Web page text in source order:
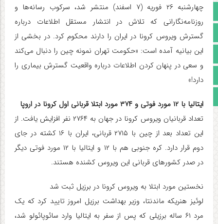
صفحه نخست
تالار گفتمان
آپارات
اینستاگرام
چهارشنبه ۲۶ فوریه (۷ اسفند) منتشر شد، سرکوب رسانه‌ها و
روزنامه‌نگارانی که تلاش در انتشار مستقل اطلاعات درباره
گسترش ویروس کرونا در ایران را دارند محکوم کرد. در بخشی از
این بیانیه آمده است: «حکومت تهران نمونه چین را دنبال می‌کند
و سعی در پنهان کردن اطلاعات درباره واقعیت گسترش بیماری را
دارد!»
ایتالیا با ۱۲ مورد فوتی و ۳۷۴ مورد ابتلا قربانی اول کرونا در اروپا
تعداد قربانیان ویروس کرونا در جهان به ۲۷۶۴ نفر افزایش یافت. از
این تعداد بعد از چین با ۲۷۱۵ قربانی، ایران با ۱۶ کشته در جای
دوم قرار دارد. کره جنوبی هم با ۱۲ و ایتالیا با ۱۲ مورد فوتی دیگر
در صدر کشورهای قربانی این ویروس کشنده هستند.
نخستین مورد ابتلا به ویروس کرونا در برزیل ثبت شد
لوئیز هنریکه ماندنتا، وزیر بهداشت برزیل امروز تایید کرد که یک
مرد ۶۱ ساله برزیلی که پس از سفر به ایتالیا وارد سائوپائولو شد،